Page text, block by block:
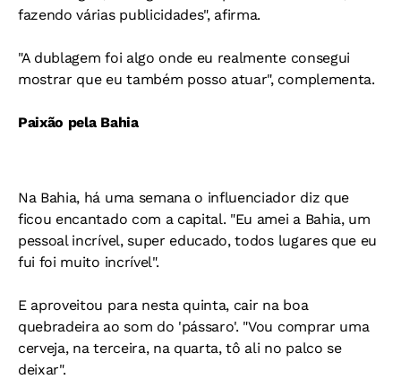
fazendo várias publicidades", afirma.
"A dublagem foi algo onde eu realmente consegui
mostrar que eu também posso atuar", complementa.
Paixão pela Bahia
Na Bahia, há uma semana o influenciador diz que
ficou encantado com a capital. "Eu amei a Bahia, um
pessoal incrível, super educado, todos lugares que eu
fui foi muito incrível".
E aproveitou para nesta quinta, cair na boa
quebradeira ao som do 'pássaro'. "Vou comprar uma
cerveja, na terceira, na quarta, tô ali no palco se
deixar".